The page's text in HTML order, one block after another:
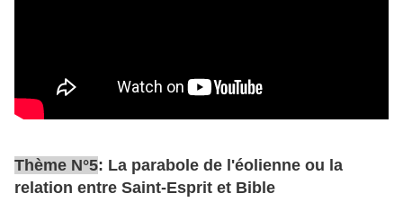
Thème N°5: La parabole de l'éolienne ou la
relation entre Saint-Esprit et Bible